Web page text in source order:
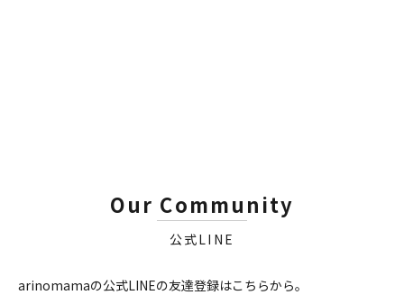
Our Community
公式LINE
arinomamaの公式LINEの友達登録はこちらから。